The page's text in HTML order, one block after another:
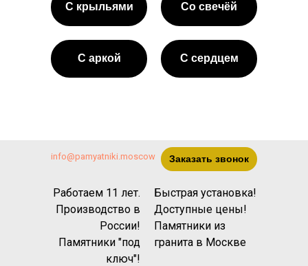
Со свечёй
С сердцем
С аркой
С крыльями
Работаем 11 лет.
Производство в
России!
Памятники "под
ключ"!
info@pamyatniki.moscow
Быстрая установка!
Доступные цены!
Памятники из
гранита в Москве
Заказать звонок